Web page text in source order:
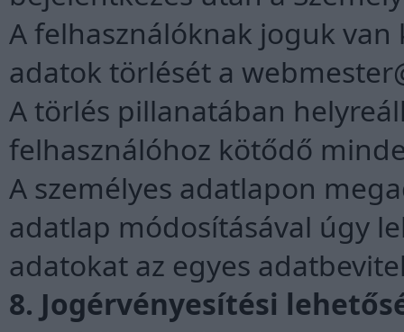
A felhasználóknak joguk
adatok törlését a
A törlés pillanatában
felhasználóhoz kötődő
A személyes adatlapon
adatlap módosításával úgy
adatokat az egyes
8. Jogérvényesítési